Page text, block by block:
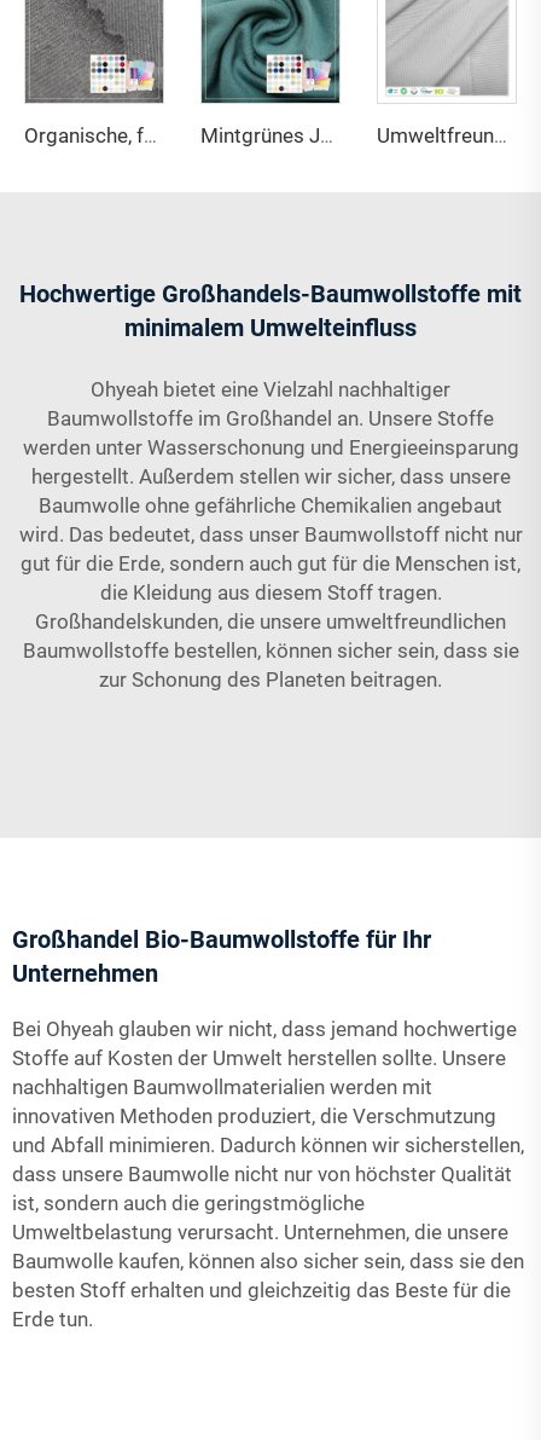
Organische, feuchtigkeitsregulierende, faltenresistente, antibakterielle, atmungsaktive, dehnbare, umweltfreundliche Baumwollstoffe mittlerer Stärke für Sportbekleidung Mintgrünes Jersey-Gewebe aus 220GSM Bambus, Bio-Baumwolle und Spandex mit antibakteriellen und umweltfreundlichen Eigenschaften für Bekleidung und Sportswear Umweltfreundlicher, dehnbarer, wasserdichter, antistatischer, schrumpfresistenter Stoff aus 30 % Coolmax-Polyester und 70 % Supima-Baumwolle, 170 GSM, für Bettwaren
Hochwertige Großhandels-Baumwollstoffe mit
minimalem Umwelteinfluss
Ohyeah bietet eine Vielzahl nachhaltiger
Baumwollstoffe im Großhandel an. Unsere Stoffe
werden unter Wasserschonung und Energieeinsparung
hergestellt. Außerdem stellen wir sicher, dass unsere
Baumwolle ohne gefährliche Chemikalien angebaut
wird. Das bedeutet, dass unser Baumwollstoff nicht nur
gut für die Erde, sondern auch gut für die Menschen ist,
die Kleidung aus diesem Stoff tragen.
Großhandelskunden, die unsere umweltfreundlichen
Baumwollstoffe bestellen, können sicher sein, dass sie
zur Schonung des Planeten beitragen.
Großhandel Bio-Baumwollstoffe für Ihr
Unternehmen
Bei Ohyeah glauben wir nicht, dass jemand hochwertige
Stoffe auf Kosten der Umwelt herstellen sollte. Unsere
nachhaltigen Baumwollmaterialien werden mit
innovativen Methoden produziert, die Verschmutzung
und Abfall minimieren. Dadurch können wir sicherstellen,
dass unsere Baumwolle nicht nur von höchster Qualität
ist, sondern auch die geringstmögliche
Umweltbelastung verursacht. Unternehmen, die unsere
Baumwolle kaufen, können also sicher sein, dass sie den
besten Stoff erhalten und gleichzeitig das Beste für die
Erde tun.